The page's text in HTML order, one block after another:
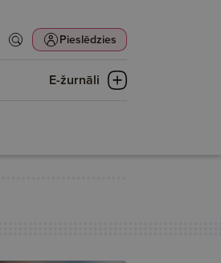
Pieslēdzies
E-žurnāli